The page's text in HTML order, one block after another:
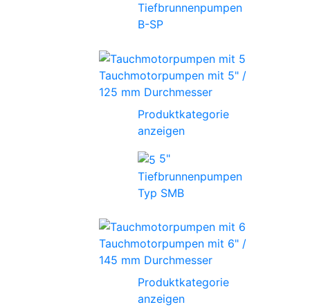
Tiefbrunnenpumpen
B-SP
Tauchmotorpumpen mit 5" /
125 mm Durchmesser
Produktkategorie
anzeigen
5"
Tiefbrunnenpumpen
Typ SMB
Tauchmotorpumpen mit 6" /
145 mm Durchmesser
Produktkategorie
anzeigen